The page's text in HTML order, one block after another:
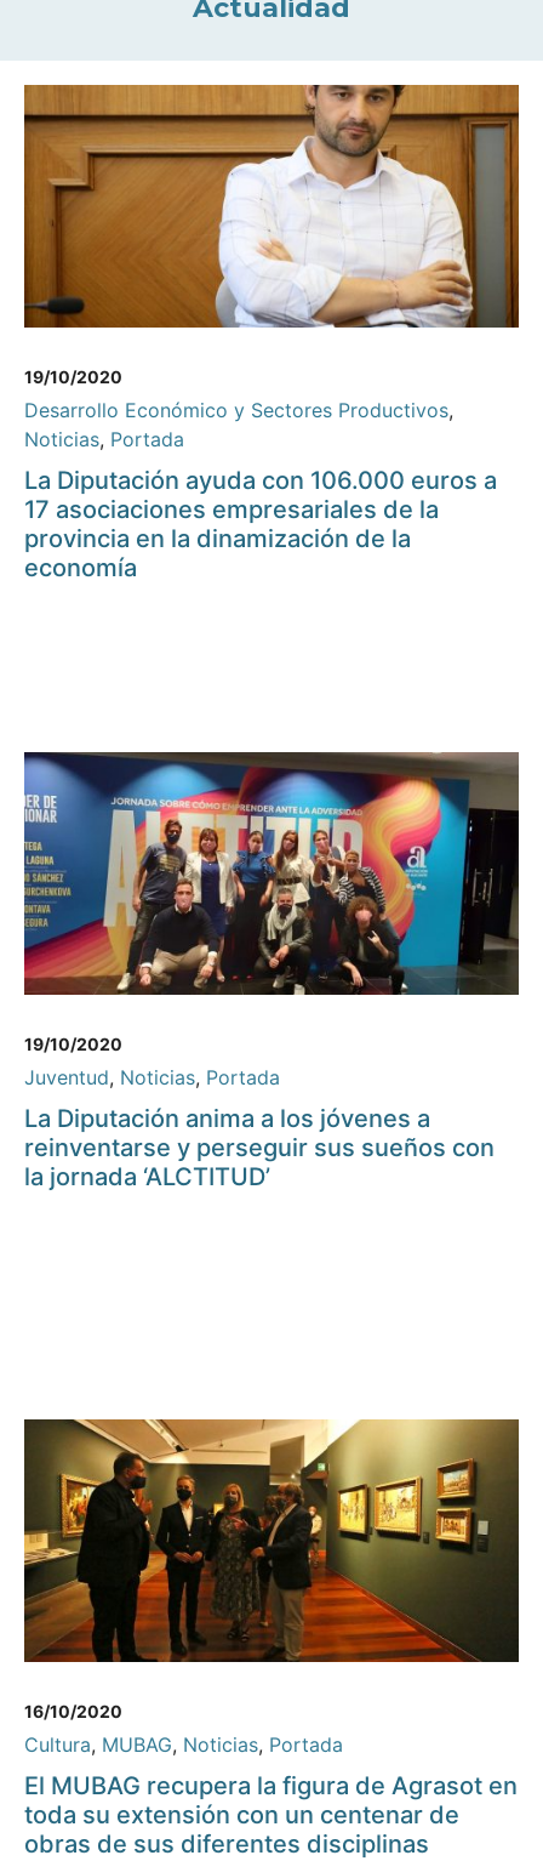
Actualidad
19/10/2020
Desarrollo Económico y Sectores Productivos,
Noticias, Portada
La Diputación ayuda con 106.000 euros a
17 asociaciones empresariales de la
provincia en la dinamización de la
economía
19/10/2020
Juventud, Noticias, Portada
La Diputación anima a los jóvenes a
reinventarse y perseguir sus sueños con
la jornada ‘ALCTITUD’
16/10/2020
Cultura, MUBAG, Noticias, Portada
El MUBAG recupera la figura de Agrasot en
toda su extensión con un centenar de
obras de sus diferentes disciplinas